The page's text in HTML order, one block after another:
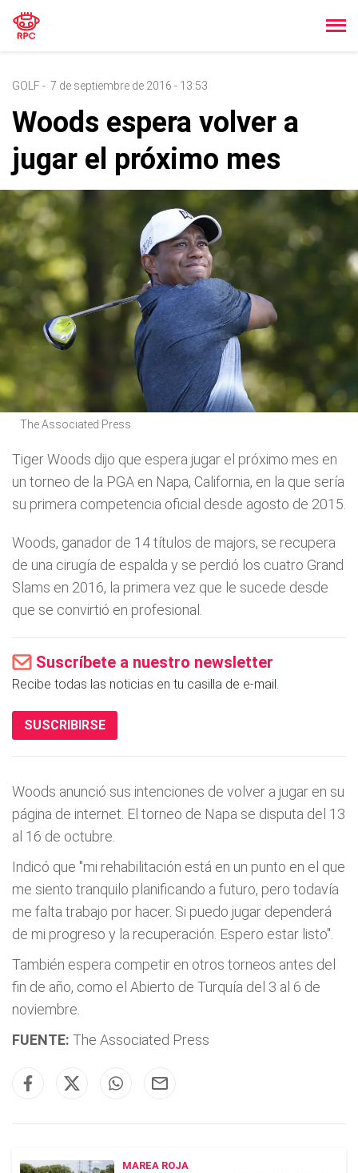
GOLF- 7 de septiembre de 2016 - 13:53
Woods espera volver a
jugar el próximo mes
The Associated Press
Tiger Woods dijo que espera jugar el próximo mes en
un torneo de la PGA en Napa, California, en la que sería
su primera competencia oficial desde agosto de 2015.
Woods, ganador de 14 títulos de majors, se recupera
de una cirugía de espalda y se perdió los cuatro Grand
Slams en 2016, la primera vez que le sucede desde
que se convirtió en profesional.
Suscríbete a nuestro newsletter
Recibe todas las noticias en tu casilla de e-mail.
SUSCRIBIRSE
Woods anunció sus intenciones de volver a jugar en su
página de internet. El torneo de Napa se disputa del 13
al 16 de octubre.
Indicó que "mi rehabilitación está en un punto en el que
me siento tranquilo planificando a futuro, pero todavía
me falta trabajo por hacer. Si puedo jugar dependerá
de mi progreso y la recuperación. Espero estar listo".
También espera competir en otros torneos antes del
fin de año, como el Abierto de Turquía del 3 al 6 de
noviembre.
FUENTE: The Associated Press
MAREA ROJA